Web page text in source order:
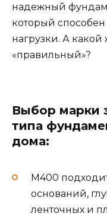
надежный
который
нагрузки. А какой
«правильный»?
Выбор марки
типа
дома:
М400
оснований,
ленточных и